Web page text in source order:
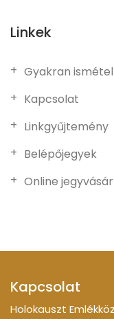
Linkek
Gyakran
Kapcsolat
Linkgyűjtemény
Belépőjegyek
Online
Kapcsolat
Holokauszt